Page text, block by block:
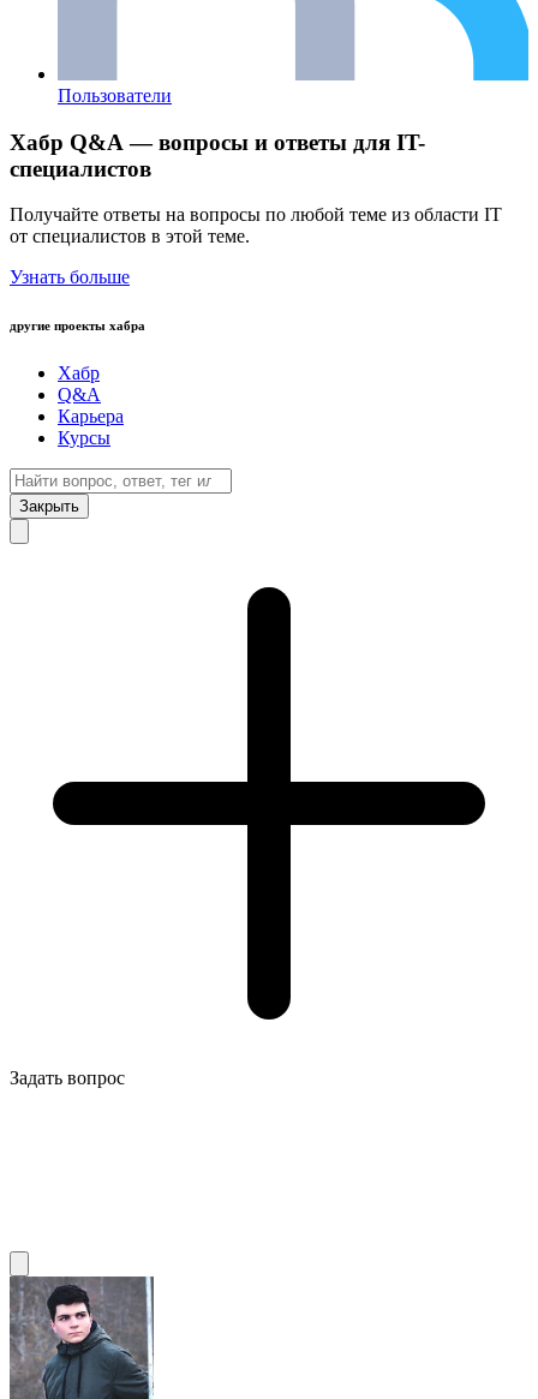
Пользователи
Хабр Q&A — вопросы и ответы для IT-
специалистов
Получайте ответы на вопросы по любой теме из области IT
от специалистов в этой теме.
Узнать больше
другие проекты хабра
Хабр
Q&A
Карьера
Курсы
Закрыть
Задать вопрос